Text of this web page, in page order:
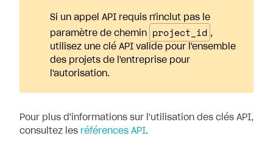
Si un appel API requis n'inclut pas le
paramètre de chemin
project_id ,
utilisez une clé API valide pour l'ensemble
des projets de l'entreprise pour
l'autorisation.
Pour plus d'informations sur l'utilisation des clés API,
consultez les références API.